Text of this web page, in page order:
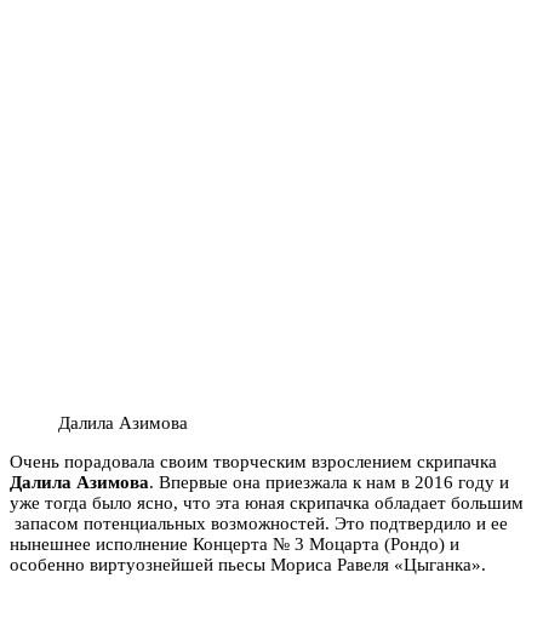
Далила Азимова
Очень порадовала своим творческим взрослением скрипачка
Далила Азимова. Впервые она приезжала к нам в 2016 году и
уже тогда было ясно, что эта юная скрипачка обладает большим
запасом потенциальных возможностей. Это подтвердило и ее
нынешнее исполнение Концерта № 3 Моцарта (Рондо) и
особенно виртуознейшей пьесы Мориса Равеля «Цыганка».